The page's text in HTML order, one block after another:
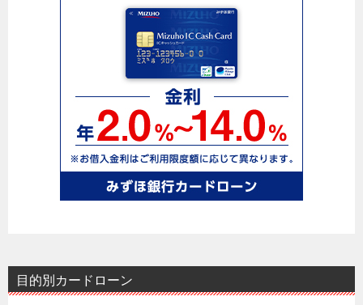
目的別カードローン